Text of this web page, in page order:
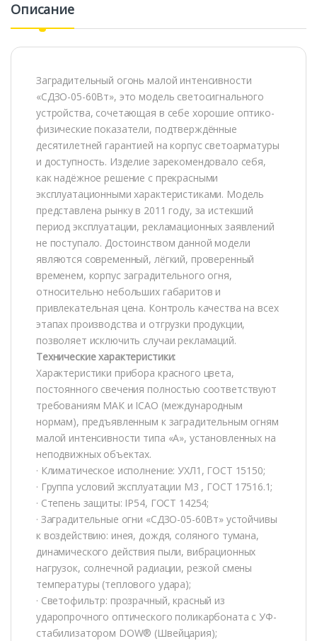
Описание
Заградительный огонь малой интенсивности
«СДЗО-05-60Вт», это модель светосигнального
устройства, сочетающая в себе хорошие оптико-
физические показатели, подтверждённые
десятилетней гарантией на корпус светоарматуры
и доступность. Изделие зарекомендовало себя,
как надёжное решение с прекрасными
эксплуатационными характеристиками. Модель
представлена рынку в 2011 году, за истекший
период эксплуатации, рекламационных заявлений
не поступало. Достоинством данной модели
являются современный, лёгкий, проверенный
временем, корпус заградительного огня,
относительно небольших габаритов и
привлекательная цена. Контроль качества на всех
этапах производства и отгрузки продукции,
позволяет исключить случаи рекламаций.
Технические характеристики:
Характеристики прибора красного цвета,
постоянного свечения полностью соответствуют
требованиям МАК и ICAO (международным
нормам), предъявленным к заградительным огням
малой интенсивности типа «А», установленных на
неподвижных объектах.
· Климатическое исполнение: УХЛ1, ГОСТ 15150;
· Группа условий эксплуатации М3 , ГОСТ 17516.1;
· Степень защиты: IP54, ГОСТ 14254;
· Заградительные огни «СДЗО-05-60Вт» устойчивы
к воздействию: инея, дождя, соляного тумана,
динамического действия пыли, вибрационных
нагрузок, солнечной радиации, резкой смены
температуры (теплового удара);
· Светофильтр: прозрачный, красный из
ударопрочного оптического поликарбоната с УФ-
стабилизатором DOW® (Швейцария);